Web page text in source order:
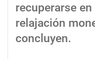
recuperarse
relajación
concluyen.